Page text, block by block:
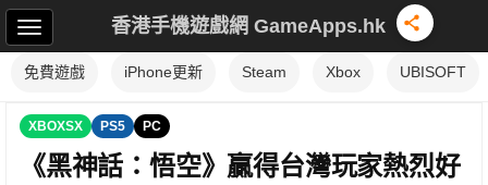
香港手機遊戲網 GameApps.hk
免費遊戲 iPhone更新 Steam Xbox UBISOFT
XBOXSX PS5 PC
《黑神話：悟空》贏得台灣玩家熱烈好